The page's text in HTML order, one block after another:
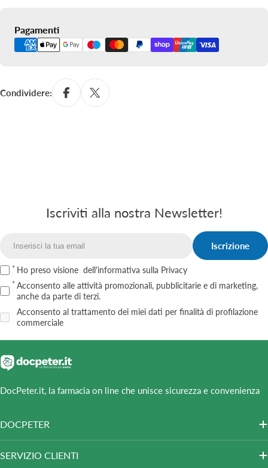
Pagamenti
Metodi
Condividere:
Iscriviti alla nostra Newsletter!
Iscrizione
Ho preso visione dell'informativa sulla Privacy
Acconsento alle attività promozionali, pubblicitarie e di marketing,
anche da parte di terzi.
Acconsento al trattamento dei miei dati per finalità di profilazione
commerciale
DocPeter.it, la farmacia on line che unisce sicurezza e convenienza
DOCPETER
SERVIZIO CLIENTI